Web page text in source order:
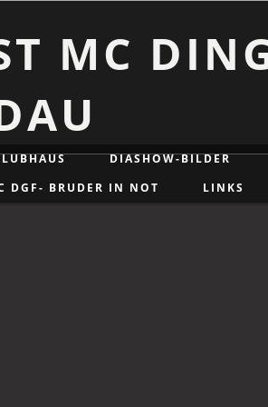
MC
DIASHOW-BILDER
DGF- BRUDER IN NOT
LINKS